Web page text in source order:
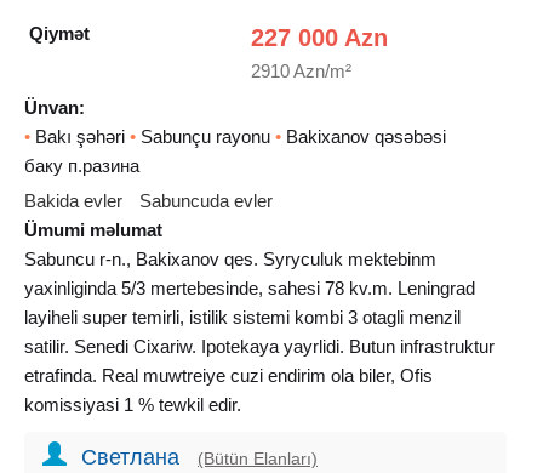
Qiymət 227 000 Azn
2910 Azn/m²
Ünvan:
• Bakı şəhəri • Sabunçu rayonu • Bakixanov qəsəbəsi
баку п.разина
Bakida evler
Sabuncuda evler
Ümumi məlumat
Sabuncu r-n., Bakixanov qes. Syryculuk mektebinm
yaxinliginda 5/3 mertebesinde, sahesi 78 kv.m. Leningrad
layiheli super temirli, istilik sistemi kombi 3 otagli menzil
satilir. Senedi Cixariw. Ipotekaya yayrlidi. Butun infrastruktur
etrafinda. Real muwtreiye cuzi endirim ola biler, Ofis
komissiyasi 1 % tewkil edir.
Светлана (Bütün Elanları)